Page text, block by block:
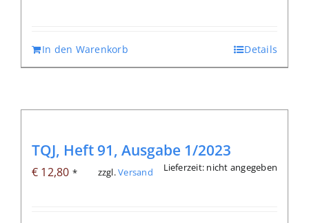
In den Warenkorb Details
TQJ, Heft 91, Ausgabe 1/2023
€ 12,80 * zzgl.Versand Lieferzeit: nicht angegeben